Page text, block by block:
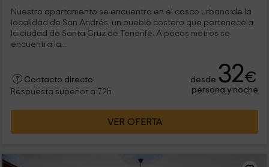
Nuestro apartamento se encuentra en el casco urbano de la
localidad de San Andrés, un pueblo costero que pertenece a
la ciudad de Santa Cruz de Tenerife. A pocos metros se
encuentra la...
Contacto directo
Respuesta superior a 72h
desde 32€
persona y noche
VER OFERTA